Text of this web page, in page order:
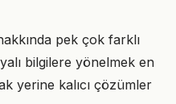
pek çok farklı
bilgilere yönelmek en
yerine kalıcı çözümler